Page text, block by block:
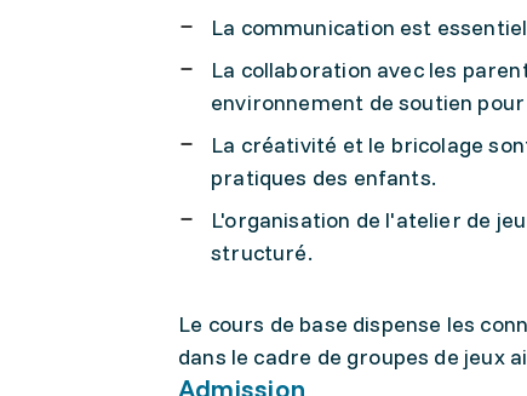
La communication est
La collaboration avec les
environnement de soutien
La créativité et le bricolage
pratiques des enfants.
L'organisation de l'atelier de
structuré.
Le cours de base dispense les
dans le cadre de groupes de jeux
Admission